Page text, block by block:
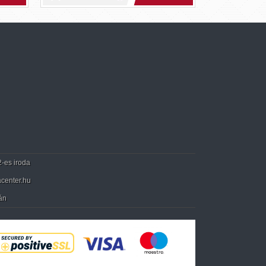
es iroda